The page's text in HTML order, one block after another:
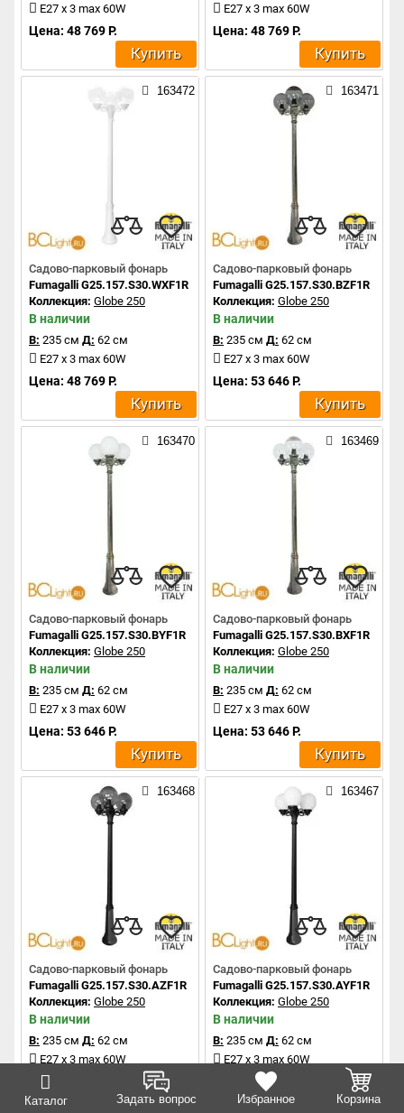
Каталог Задать вопрос Избранное Корзина
E27 x 3 max 60W
Цена: 48 769 Р.
Купить
E27 x 3 max 60W
Цена: 48 769 Р.
Купить
163472
Садово-парковый фонарь
Fumagalli G25.157.S30.WXF1R
Коллекция: Globe 250
В наличии
В: 235 см Д: 62 см
E27 x 3 max 60W
Цена: 48 769 Р.
Купить
163471
Садово-парковый фонарь
Fumagalli G25.157.S30.BZF1R
Коллекция: Globe 250
В наличии
В: 235 см Д: 62 см
E27 x 3 max 60W
Цена: 53 646 Р.
Купить
163470
Садово-парковый фонарь
Fumagalli G25.157.S30.BYF1R
Коллекция: Globe 250
В наличии
В: 235 см Д: 62 см
E27 x 3 max 60W
Цена: 53 646 Р.
Купить
163469
Садово-парковый фонарь
Fumagalli G25.157.S30.BXF1R
Коллекция: Globe 250
В наличии
В: 235 см Д: 62 см
E27 x 3 max 60W
Цена: 53 646 Р.
Купить
163468
Садово-парковый фонарь
Fumagalli G25.157.S30.AZF1R
Коллекция: Globe 250
В наличии
В: 235 см Д: 62 см
E27 x 3 max 60W
Цена: 48 769 Р.
Купить
163467
Садово-парковый фонарь
Fumagalli G25.157.S30.AYF1R
Коллекция: Globe 250
В наличии
В: 235 см Д: 62 см
E27 x 3 max 60W
Цена: 48 769 Р.
Купить